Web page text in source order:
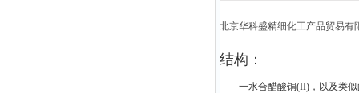
北京华科盛精细化工产品贸易有
结构：
一水合醋酸铜(II)，以及类